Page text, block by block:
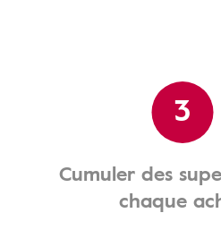
3
Cumuler des
chaque